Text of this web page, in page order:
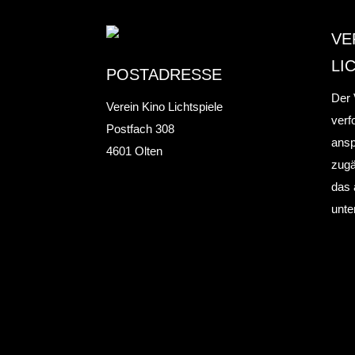
POSTADRESSE
Verein Kino Lichtspiele
Postfach 308
4601 Olten
Der
das